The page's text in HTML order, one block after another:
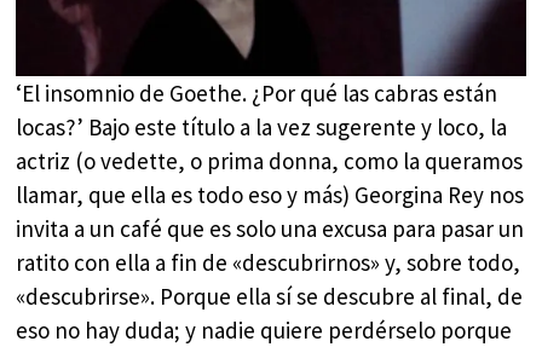
‘El insomnio de Goethe. ¿Por qué las cabras están
locas?’ Bajo este título a la vez sugerente y loco, la
actriz (o vedette, o prima donna, como la queramos
llamar, que ella es todo eso y más) Georgina Rey nos
invita a un café que es solo una excusa para pasar un
ratito con ella a fin de «descubrirnos» y, sobre todo,
«descubrirse». Porque ella sí se descubre al final, de
eso no hay duda; y nadie quiere perdérselo porque